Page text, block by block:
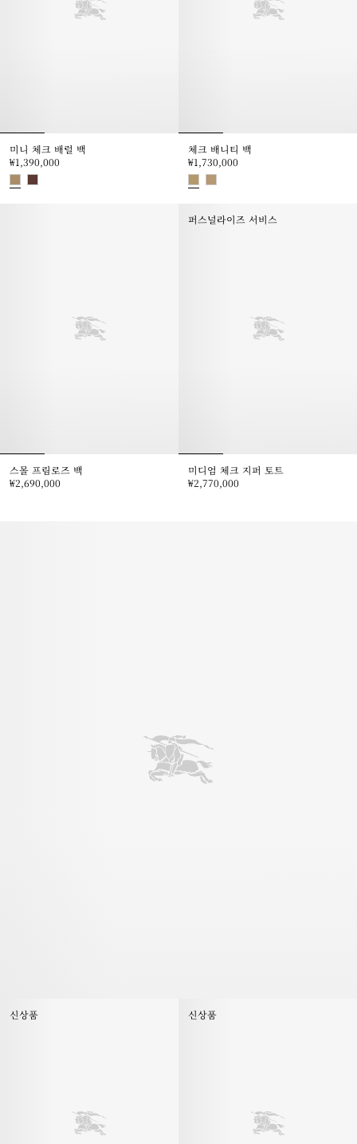
미니 체크 배럴 백
₩1,390,000
체크 배니티 백
₩1,730,000
스몰 프림로즈 백
₩2,690,000
퍼스널라이즈 서비스
미디엄 체크 지퍼 토트
₩2,770,000
신상품 신상품